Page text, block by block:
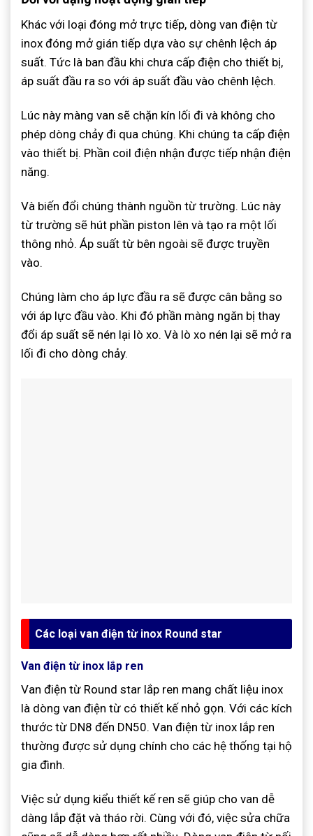
Khác với loại đóng mở trực tiếp, dòng van điện từ
inox đóng mở gián tiếp dựa vào sự chênh lệch áp
suất. Tức là ban đầu khi chưa cấp điện cho thiết bị,
áp suất đầu ra so với áp suất đầu vào chênh lệch.
Lúc này màng van sẽ chặn kín lối đi và không cho
phép dòng chảy đi qua chúng. Khi chúng ta cấp điện
vào thiết bị. Phần coil điện nhận được tiếp nhận điện
năng.
Và biến đổi chúng thành nguồn từ trường. Lúc này
từ trường sẽ hút phần piston lên và tạo ra một lối
thông nhỏ. Áp suất từ bên ngoài sẽ được truyền
vào.
Chúng làm cho áp lực đầu ra sẽ được cân bằng so
với áp lực đầu vào. Khi đó phần màng ngăn bị thay
đổi áp suất sẽ nén lại lò xo. Và lò xo nén lại sẽ mở ra
lối đi cho dòng chảy.
Các loại van điện từ inox Round star
Van điện từ inox lắp ren
Van điện từ Round star lắp ren mang chất liệu inox
là dòng van điện từ có thiết kế nhỏ gọn. Với các kích
thước từ DN8 đến DN50. Van điện từ inox lắp ren
thường được sử dụng chính cho các hệ thống tại hộ
gia đình.
Việc sử dụng kiểu thiết kế ren sẽ giúp cho van dễ
dàng lắp đặt và tháo rời. Cùng với đó, việc sửa chữa